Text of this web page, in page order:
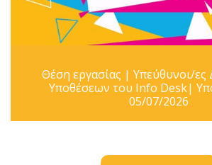
Θέση εργασίας | Υπεύθυνοι/ες
Υποθέσεων του Info Desk|
05/07/2026